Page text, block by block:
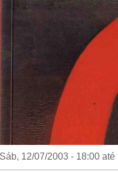
Sáb, 12/07/2003 - 18:00 até